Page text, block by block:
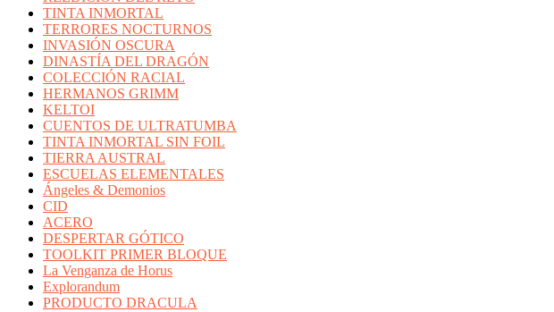
TINTA INMORTAL
TERRORES NOCTURNOS
INVASIÓN OSCURA
DINASTÍA DEL DRAGÓN
COLECCIÓN RACIAL
HERMANOS GRIMM
KELTOI
CUENTOS DE ULTRATUMBA
TINTA INMORTAL SIN FOIL
TIERRA AUSTRAL
ESCUELAS ELEMENTALES
Ángeles & Demonios
CID
ACERO
DESPERTAR GÓTICO
TOOLKIT PRIMER BLOQUE
La Venganza de Horus
Explorandum
PRODUCTO DRACULA